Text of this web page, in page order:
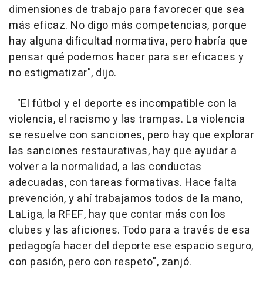
dimensiones de trabajo para favorecer que sea
más eficaz. No digo más competencias, porque
hay alguna dificultad normativa, pero habría que
pensar qué podemos hacer para ser eficaces y
no estigmatizar", dijo.
"El fútbol y el deporte es incompatible con la
violencia, el racismo y las trampas. La violencia
se resuelve con sanciones, pero hay que explorar
las sanciones restaurativas, hay que ayudar a
volver a la normalidad, a las conductas
adecuadas, con tareas formativas. Hace falta
prevención, y ahí trabajamos todos de la mano,
LaLiga, la RFEF, hay que contar más con los
clubes y las aficiones. Todo para a través de esa
pedagogía hacer del deporte ese espacio seguro,
con pasión, pero con respeto", zanjó.